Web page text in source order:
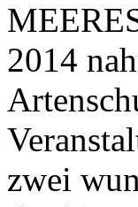
2014
zwei